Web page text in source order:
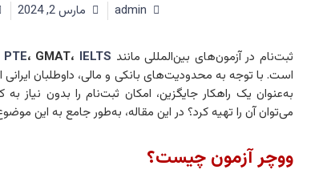
admin مارس 2, 2024
ثبت‌نام در آزمون‌های بین‌المللی مانند PTE، GMAT، IELTS
است. با توجه به محدودیت‌های بانکی و مالی، داوطلبان
به‌عنوان یک راهکار جایگزین، امکان ثبت‌نام را بدون نیاز
می‌توان آن را تهیه کرد؟ در این مقاله، به‌طور جامع به این
ووچر آزمون چیست؟​